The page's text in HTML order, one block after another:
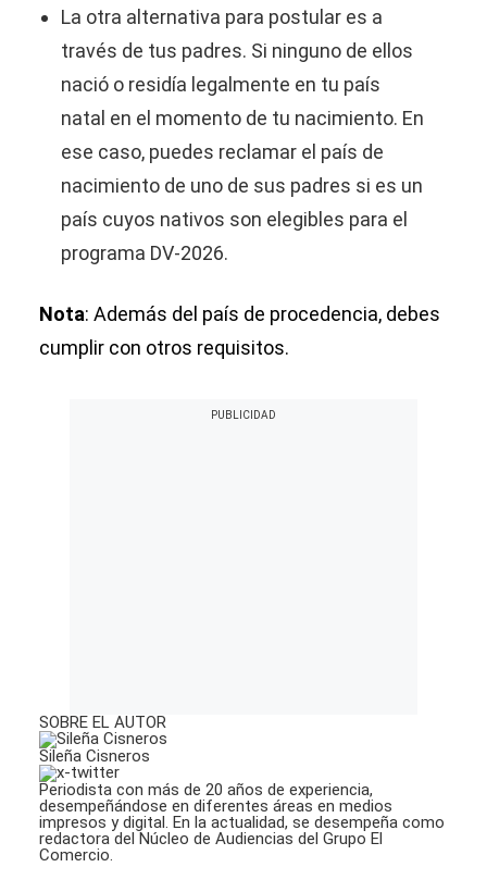
La otra alternativa para postular es a
través de tus padres. Si ninguno de ellos
nació o residía legalmente en tu país
natal en el momento de tu nacimiento. En
ese caso, puedes reclamar el país de
nacimiento de uno de sus padres si es un
país cuyos nativos son elegibles para el
programa DV-2026.
Nota: Además del país de procedencia, debes
cumplir con otros requisitos.
SOBRE EL AUTOR
Sileña Cisneros
Periodista con más de 20 años de experiencia,
desempeñándose en diferentes áreas en medios
impresos y digital. En la actualidad, se desempeña como
redactora del Núcleo de Audiencias del Grupo El
Comercio.